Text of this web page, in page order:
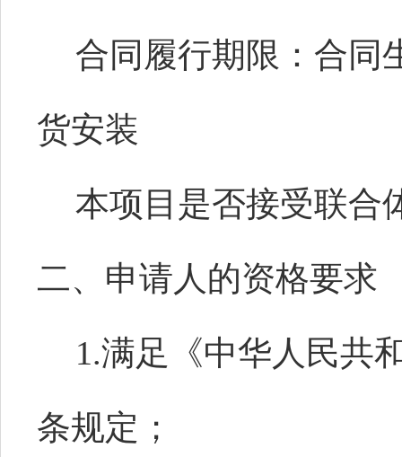
合同履行期限：合同
货安装
本项目是否接受联合
二、申请人的资格要求
1.满足《中华人民共
条规定；